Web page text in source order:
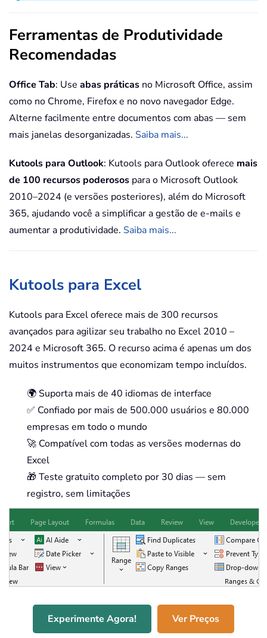
Ferramentas de Produtividade
Recomendadas
Office Tab: Use abas práticas no Microsoft Office, assim
como no Chrome, Firefox e no novo navegador Edge.
Alterne facilmente entre documentos com abas — sem
mais janelas desorganizadas. Saiba mais...
Kutools para Outlook: Kutools para Outlook oferece mais
de 100 recursos poderosos para o Microsoft Outlook
2010–2024 (e versões posteriores), além do Microsoft
365, ajudando você a simplificar a gestão de e-mails e
aumentar a produtividade. Saiba mais...
Kutools para Excel
Kutools para Excel oferece mais de 300 recursos
avançados para agilizar seu trabalho no Excel 2010 –
2024 e Microsoft 365. O recurso acima é apenas um dos
muitos instrumentos que economizam tempo incluídos.
🌍 Suporta mais de 40 idiomas de interface
✅ Confiado por mais de 500.000 usuários e 80.000
empresas em todo o mundo
🚀 Compatível com todas as versões modernas do
Excel
🎁 Teste gratuito completo por 30 dias — sem
registro, sem limitações
Experimente Agora! Ver Preços